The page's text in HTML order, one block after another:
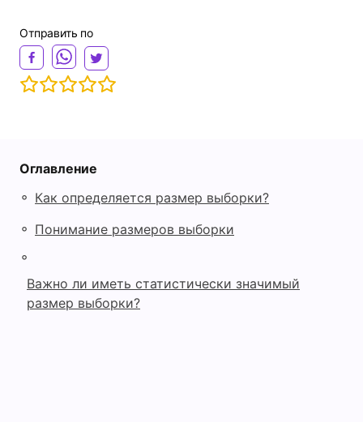
Отправить по
Оглавление
◦ Как определяется размер выборки?
◦ Понимание размеров выборки
◦
Важно ли иметь статистически значимый
размер выборки?